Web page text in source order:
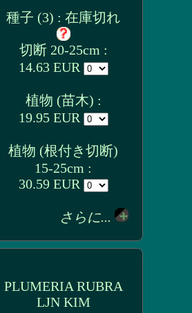
種子 (3) : 在庫切れ
切断 20-25cm :
14.63 EUR
植物 (苗木) :
19.95 EUR
植物 (根付き切断)
15-25cm :
30.59 EUR
さらに...
PLUMERIA RUBRA
LJN KIM